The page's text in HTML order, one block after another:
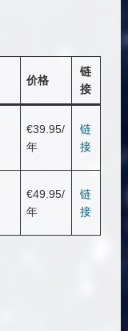
价格
链
接
€39.95/
年
链
接
€49.95/
年
链
接